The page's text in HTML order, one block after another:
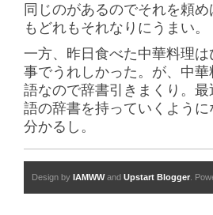
同じのがあるのでそれを頼
もどれもそれなりにうまい。
一方、昨日食べた中華料理
事でうれしかった。が、中
語なので辞書引きまくり。
語の辞書を持っていくよう
分かるし。
Design by IAMWWand Upstart Blogger .